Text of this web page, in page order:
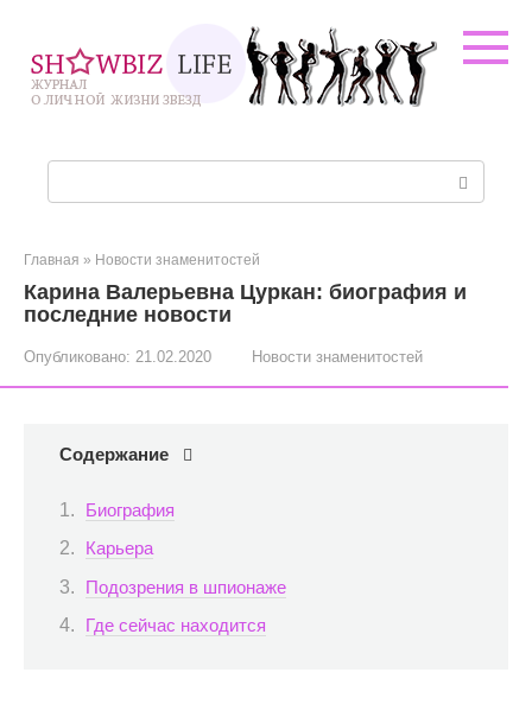
контенту
Главная » Новости знаменитостей
Карина Валерьевна Цуркан: биография и
последние новости
Опубликовано: 21.02.2020 Новости знаменитостей
Содержание
Биография
Карьера
Подозрения в шпионаже
Где сейчас находится